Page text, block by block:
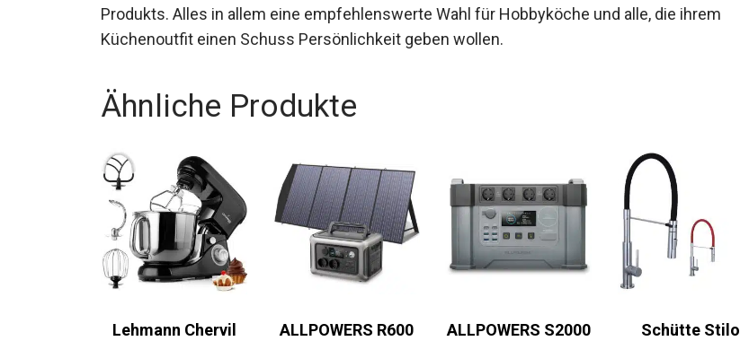
Produkts. Alles in allem eine empfehlenswerte Wahl für Hobbyköche und alle, die ihrem
Küchenoutfit einen Schuss Persönlichkeit geben wollen.
Ähnliche Produkte
Lehmann Chervil
ALLPOWERS R600
ALLPOWERS S2000
Schütte Stilo